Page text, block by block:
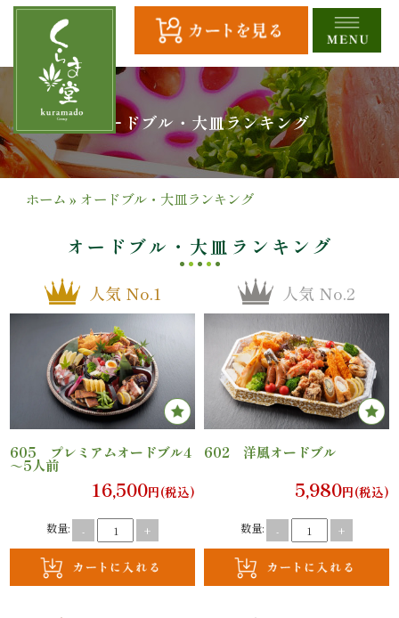
へ
ス
キ
HOME
全
弁
詰
オードブル・大皿ランキング
ホーム » オードブル・大皿ランキング
オードブル・大皿ランキング
人気 No.1
605 プレミアムオードブル4
～5人前
16,500円(税込)
数量: - +
人気 No.2
602 洋風オードブル
5,980円(税込)
数量: - +